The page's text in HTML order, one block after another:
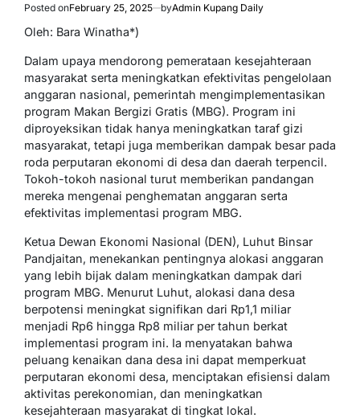
Posted onFebruary 25, 2025 byAdmin Kupang Daily
Oleh: Bara Winatha*)
Dalam upaya mendorong pemerataan kesejahteraan
masyarakat serta meningkatkan efektivitas pengelolaan
anggaran nasional, pemerintah mengimplementasikan
program Makan Bergizi Gratis (MBG). Program ini
diproyeksikan tidak hanya meningkatkan taraf gizi
masyarakat, tetapi juga memberikan dampak besar pada
roda perputaran ekonomi di desa dan daerah terpencil.
Tokoh-tokoh nasional turut memberikan pandangan
mereka mengenai penghematan anggaran serta
efektivitas implementasi program MBG.
Ketua Dewan Ekonomi Nasional (DEN), Luhut Binsar
Pandjaitan, menekankan pentingnya alokasi anggaran
yang lebih bijak dalam meningkatkan dampak dari
program MBG. Menurut Luhut, alokasi dana desa
berpotensi meningkat signifikan dari Rp1,1 miliar
menjadi Rp6 hingga Rp8 miliar per tahun berkat
implementasi program ini. Ia menyatakan bahwa
peluang kenaikan dana desa ini dapat memperkuat
perputaran ekonomi desa, menciptakan efisiensi dalam
aktivitas perekonomian, dan meningkatkan
kesejahteraan masyarakat di tingkat lokal.